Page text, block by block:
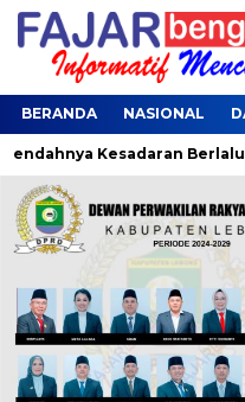
BERANDA NASIONAL
Kesadaran